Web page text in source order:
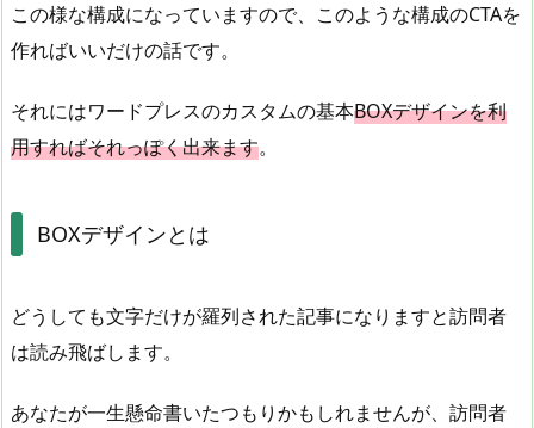
この様な構成になっていますので、このような構成のCTAを
作ればいいだけの話です。
それにはワードプレスのカスタムの基本BOXデザインを利
用すればそれっぽく出来ます。
BOXデザインとは
どうしても文字だけが羅列された記事になりますと訪問者
は読み飛ばします。
あなたが一生懸命書いたつもりかもしれませんが、訪問者